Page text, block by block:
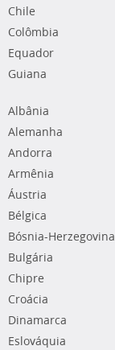
Chile
Colômbia
Equador
Guiana
Albânia
Alemanha
Andorra
Armênia
Áustria
Bélgica
Bósnia-Herzegovina
Bulgária
Chipre
Croácia
Dinamarca
Eslováquia